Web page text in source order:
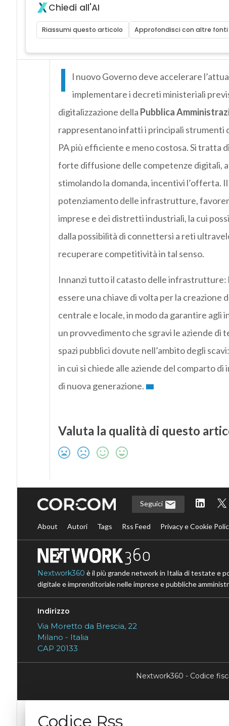
Chiedi all'AI
Riassumi questo articolo Approfondisci con altre fonti
I l nuovo Governo deve accelerare
implementare i decreti ministeriali
digitalizzazione della Pubblica
rappresentano infatti i principali strumenti
PA più efficiente e meno costosa. Si tratta
forte diffusione delle competenze digitali,
stimolando la domanda, incentivi l’offerta. Il
potenziamento delle infrastrutture,
imprese e dei distretti industriali, la cui
dalla possibilità di connettersi a reti
recuperare competitività in tal senso.
Innanzi tutto il catasto delle
essere una chiave di volta per la creazione
centrale e locale, in modo da garantire
un provvedimento che sgravi le aziende di
spazi pubblici dovute nell’ambito degli
in cui si chiede alle aziende del comparto
di nuova generazione.
Valuta la qualità di questo
Seguici
About Autori Tags Rss Feed Privacy e Cookie
Nextwork360 è il più grande network in Italia di testate e
digitale e imprenditoriale nelle imprese e pubbliche
Indirizzo
Via Moretto da Brescia, 22
Milano - Italia
CAP 20133
Nextwork360 - Codice
Codice Rss